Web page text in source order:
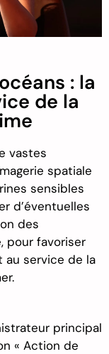
: la
de la
vastes
spatiale
sensibles
d’éventuelles
des
pour favoriser
au service de la
principal
« Action de